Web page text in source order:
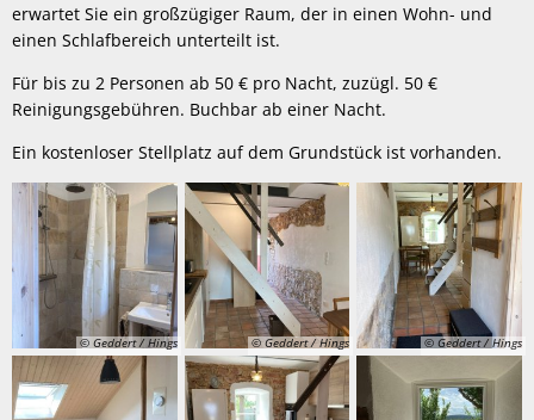
erwartet Sie ein großzügiger Raum, der in einen Wohn- und
einen Schlafbereich unterteilt ist.
Für bis zu 2 Personen ab 50 € pro Nacht, zuzügl. 50 €
Reinigungsgebühren. Buchbar ab einer Nacht.
Ein kostenloser Stellplatz auf dem Grundstück ist vorhanden.
© Geddert / Hings © Geddert / Hings © Geddert / Hings